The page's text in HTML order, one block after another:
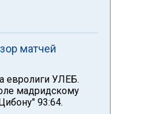
матчей
евролиги УЛЕБ.
мадридскому
93:64.